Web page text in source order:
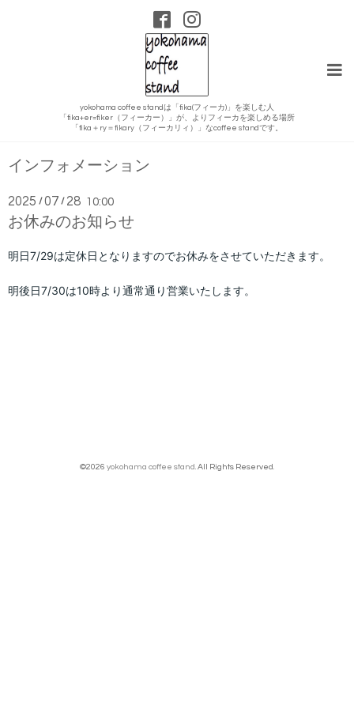
yokohama coffee standは「fika(フィーカ)」を楽しむ人
「fika+er=fiker（フィーカー）」が、よりフィーカを楽しめる場所
「fika＋ry＝fikary（フィーカリィ）」なcoffee standです。
インフォメーション
2025 /07 / 28 10:00
お休みのお知らせ
明日7/29は定休日となりますのでお休みをさせていただきます。
明後日7/30は10時より通常通り営業いたします。
©2026 yokohama coffee stand. All Rights Reserved.